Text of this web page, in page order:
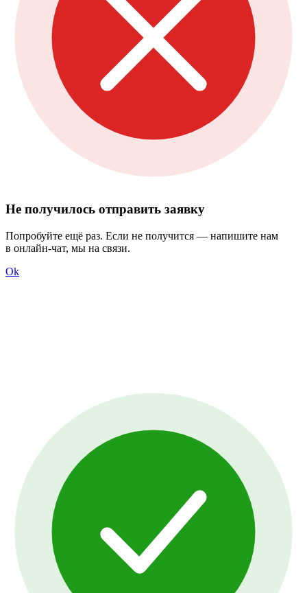
Не получилось отправить заявку
Попробуйте ещё раз. Если не получится — напишите нам
в онлайн-чат, мы на связи.
Ok